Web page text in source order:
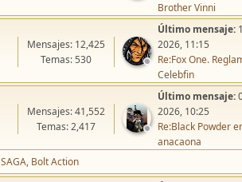
Brother Vinni
Mensajes: 12,425
Temas: 530
Último mensaje:
2026, 11:15
Re:Fox One.
Celebfin
Mensajes: 41,552
Temas: 2,417
Último mensaje:
2026, 10:25
Re:Black Powder
anacaona
SAGA Bolt Action